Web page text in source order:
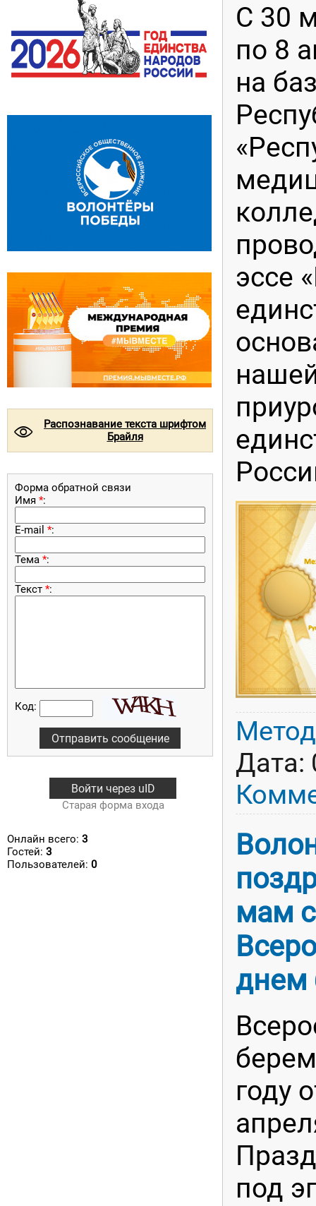
©
Распознавание текста шрифтом
Брайля
Форма обратной связи
Имя *:
E-mail *:
Тема *:
Текст *:
Код:
Войти через uID
Старая форма входа
Онлайн всего: 3
Гостей: 3
Пользователей: 0
С 30
по 8
на
эссе
Дата:
мам с
днем
году
под